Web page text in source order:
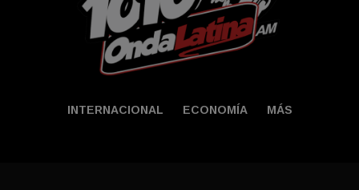
INTERNACIONAL ECONOMÍA MÁS